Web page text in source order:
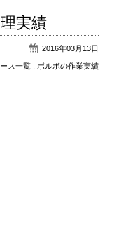
実績
2016年03月13日
ス一覧, ボルボの作業実績